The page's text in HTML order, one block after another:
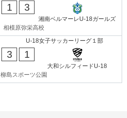
1 3
湘南ベルマーレU-18ガールズ
相模原弥栄高校
U-18女子サッカーリーグ１部
3 1
大和シルフィードU-18
柳島スポーツ公園